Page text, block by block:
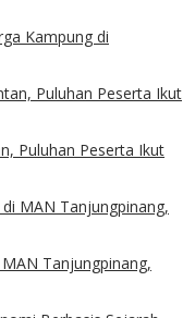
Kampung di
Puluhan Peserta Ikut
Tanjungpinang,